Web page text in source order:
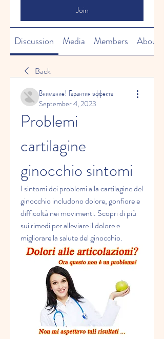
Join
Discussion Media Members About
Back
Внимание! Гарантия эффекта
September 4, 2023
Problemi
cartilagine
ginocchio sintomi
I sintomi dei problemi alla cartilagine del
ginocchio includono dolore, gonfiore e
difficoltà nei movimenti. Scopri di più
sui rimedi per alleviare il dolore e
migliorare la salute del ginocchio.